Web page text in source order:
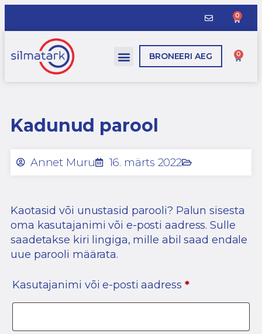
0
BRONEERI AEG 0
Kadunud parool
Annet Muru 16. märts 2022
Kaotasid või unustasid parooli? Palun sisesta
oma kasutajanimi või e-posti aadress. Sulle
saadetakse kiri lingiga, mille abil saad endale
uue parooli määrata.
Kasutajanimi või e-posti aadress *